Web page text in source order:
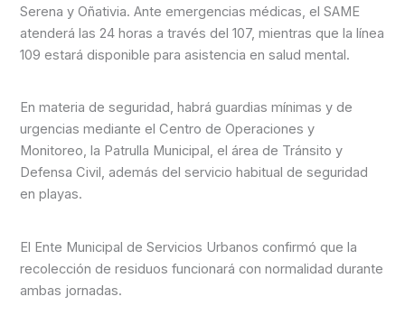
Serena y Oñativia. Ante emergencias médicas, el SAME
atenderá las 24 horas a través del 107, mientras que la línea
109 estará disponible para asistencia en salud mental.
En materia de seguridad, habrá guardias mínimas y de
urgencias mediante el Centro de Operaciones y
Monitoreo, la Patrulla Municipal, el área de Tránsito y
Defensa Civil, además del servicio habitual de seguridad
en playas.
El Ente Municipal de Servicios Urbanos confirmó que la
recolección de residuos funcionará con normalidad durante
ambas jornadas.